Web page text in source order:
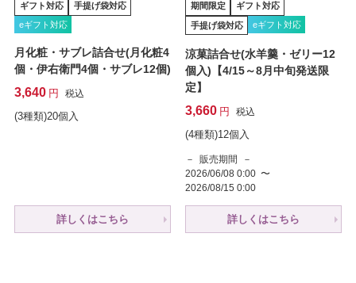
ギフト対応
手提げ袋対応
eギフト対応
月化粧・サブレ詰合せ(月化粧4
個・伊右衛門4個・サブレ12個)
3,640 税込
(3種類)20個入
詳しくはこちら
期間限定 ギフト対応
手提げ袋対応 eギフト対応
涼菓詰合せ(水羊羹・ゼリー12
個入)【4/15～8月中旬発送限
定】
3,660 税込
(4種類)12個入
販売期間
2026/06/08 0:00 〜
2026/08/15 0:00
詳しくはこちら